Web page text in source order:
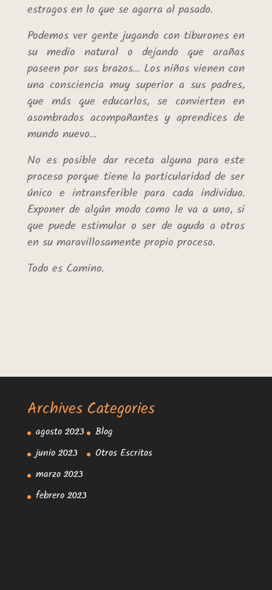
estragos en lo que se agarra al pasado.
Podemos ver gente jugando con tiburones en
su medio natural o dejando que arañas
paseen por sus brazos… Los niños vienen con
una consciencia muy superior a sus padres,
que más que educarlos, se convierten en
asombrados acompañantes y aprendices de
mundo nuevo…
No es posible dar receta alguna para este
proceso porque tiene la particularidad de ser
único e intransferible para cada individuo.
Exponer de algún modo como le va a uno, si
que puede estimular o ser de ayuda a otros
en su maravillosamente propio proceso.
Todo es Camino.
Archives
agosto 2023
junio 2023
marzo 2023
febrero 2023
Categories
Blog
Otros Escritos